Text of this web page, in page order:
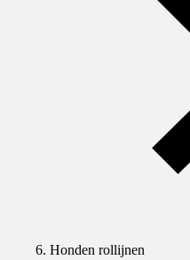
Honden rollijnen